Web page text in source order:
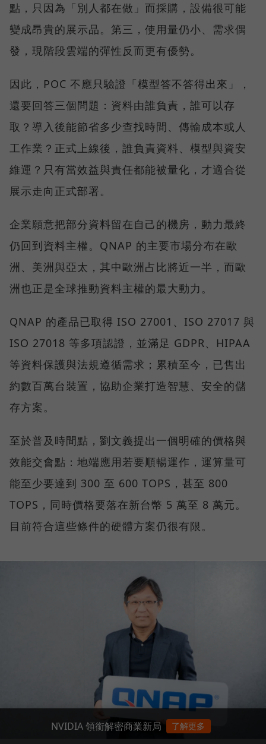
點，只因為「別人都在做」而採購，設備很可能
變成昂貴的展示品。第三，使用量仍小、需求偶
發，現階段雲端的彈性反而更有優勢。
因此，POC 不應只驗證「模型答不答得出來」，
還要回答三個問題：資料由誰負責，誰可以存
取？導入後能節省多少查找時間、傳輸成本或人
工作業？正式上線後，誰負責資料、模型與資安
維運？只有當效益與責任都能被量化，才適合從
展示走向正式部署。
企業願意把部分資料留在自己的機房，動力最終
仍回到資料主權。QNAP 的主要市場分布在歐
洲、美洲與亞太，其中歐洲占比將近一半，而歐
洲也正是全球推動資料主權的最大動力。
QNAP 的產品已取得 ISO 27001、ISO 27017 與
ISO 27018 等多項認證，並滿足 GDPR、HIPAA
等資料保護與法規遵循需求；累積至今，已售出
約數百萬台裝置，協助企業打造智慧、安全的儲
存方案。
至於普及時間點，劉文義提出一個明確的價格與
效能交會點：地端應用若要順暢運作，運算量可
能至少要達到 300 至 600 TOPS，甚至 800
TOPS，同時價格要落在新台幣 5 萬至 8 萬元。
目前符合這些條件的硬體方案仍很有限。
NVIDIA 領銜解密商業新局 了解更多